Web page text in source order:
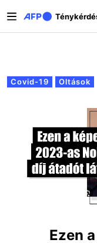
Elsődleges
Covid-19 Oltások
Ezen